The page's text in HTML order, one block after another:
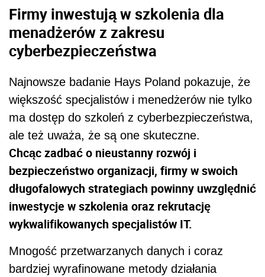
Firmy inwestują w szkolenia dla
menadżerów z zakresu
cyberbezpieczeństwa
Najnowsze badanie Hays Poland pokazuje, że
większość specjalistów i menedżerów nie tylko
ma dostęp do szkoleń z cyberbezpieczeństwa,
ale też uważa, że są one skuteczne.
Chcąc zadbać o nieustanny rozwój i
bezpieczeństwo organizacji, firmy w swoich
długofalowych strategiach powinny uwzględnić
inwestycje w szkolenia oraz rekrutację
wykwalifikowanych specjalistów IT.
Mnogość przetwarzanych danych i coraz
bardziej wyrafinowane metody działania